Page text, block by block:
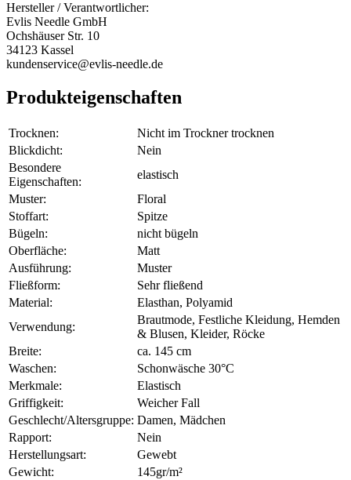
Hersteller / Verantwortlicher:
Evlis Needle GmbH
Ochshäuser Str. 10
34123 Kassel
kundenservice@evlis-needle.de
Produkteigenschaften
Trocknen:
Nicht im Trockner trocknen
Blickdicht:
Nein
Besondere
Eigenschaften:
elastisch
Muster:
Floral
Stoffart:
Spitze
Bügeln:
nicht bügeln
Oberfläche:
Matt
Ausführung:
Muster
Fließform:
Sehr fließend
Material:
Elasthan, Polyamid
Verwendung:
Brautmode, Festliche Kleidung, Hemden
& Blusen, Kleider, Röcke
Breite:
ca. 145 cm
Waschen:
Schonwäsche 30°C
Merkmale:
Elastisch
Griffigkeit:
Weicher Fall
Geschlecht/Altersgruppe: Damen, Mädchen
Rapport:
Nein
Herstellungsart:
Gewebt
Gewicht:
145gr/m²